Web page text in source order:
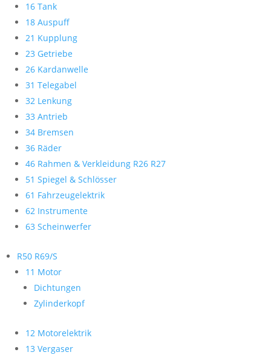
16 Tank
18 Auspuff
21 Kupplung
23 Getriebe
26 Kardanwelle
31 Telegabel
32 Lenkung
33 Antrieb
34 Bremsen
36 Räder
46 Rahmen & Verkleidung R26 R27
51 Spiegel & Schlösser
61 Fahrzeugelektrik
62 Instrumente
63 Scheinwerfer
R50 R69/S
11 Motor
Dichtungen
Zylinderkopf
12 Motorelektrik
13 Vergaser